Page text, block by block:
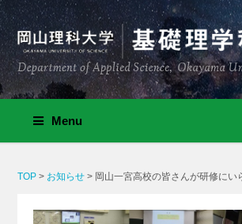
Menu
TOP > お知らせ > 岡山一宮高校の皆さんが研修にい